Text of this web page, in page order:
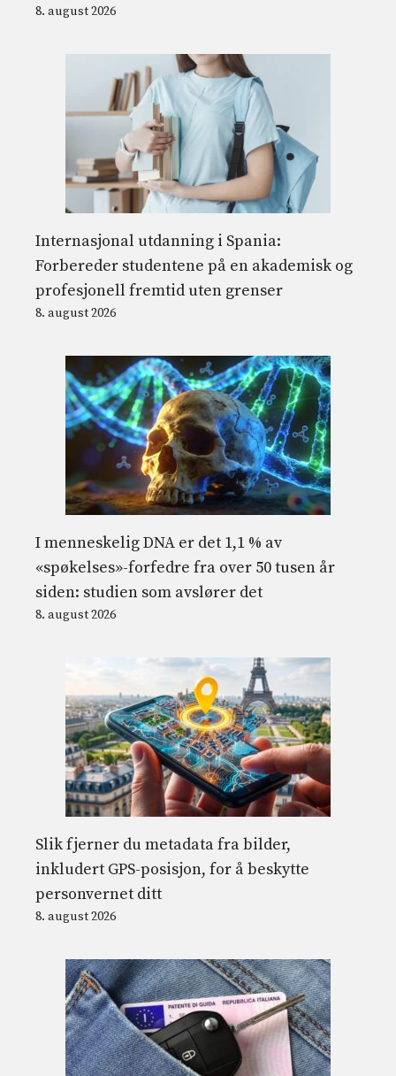
8. august 2026
Internasjonal utdanning i Spania:
Forbereder studentene på en akademisk og
profesjonell fremtid uten grenser
8. august 2026
I menneskelig DNA er det 1,1 % av
«spøkelses»-forfedre fra over 50 tusen år
siden: studien som avslører det
8. august 2026
Slik fjerner du metadata fra bilder,
inkludert GPS-posisjon, for å beskytte
personvernet ditt
8. august 2026